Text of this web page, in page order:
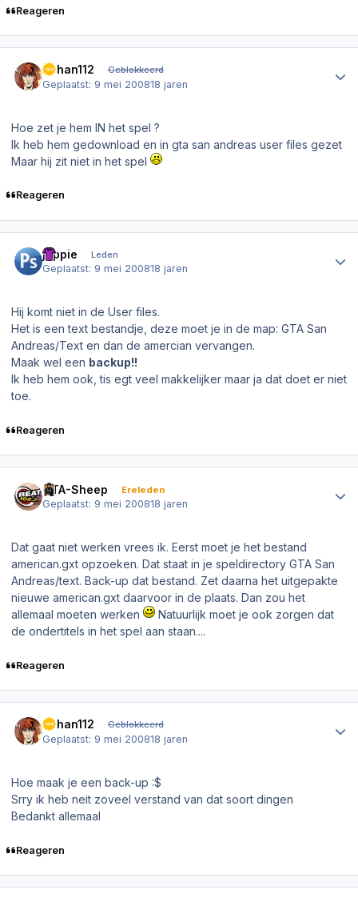
Reageren
Johan112 Geblokkeerd
Geplaatst: 9 mei 200818 jaren
Hoe zet je hem IN het spel ?
Ik heb hem gedownload en in gta san andreas user files gezet
Maar hij zit niet in het spel
Reageren
joppie Leden
Geplaatst: 9 mei 200818 jaren
Hij komt niet in de User files.
Het is een text bestandje, deze moet je in de map: GTA San
Andreas/Text en dan de amercian vervangen.
Maak wel een backup!!
Ik heb hem ook, tis egt veel makkelijker maar ja dat doet er niet
toe.
Reageren
GTA-Sheep Ereleden
Geplaatst: 9 mei 200818 jaren
Dat gaat niet werken vrees ik. Eerst moet je het bestand
american.gxt opzoeken. Dat staat in je speldirectory GTA San
Andreas/text. Back-up dat bestand. Zet daarna het uitgepakte
nieuwe american.gxt daarvoor in de plaats. Dan zou het
allemaal moeten werken
Natuurlijk moet je ook zorgen dat
de ondertitels in het spel aan staan....
Reageren
Johan112 Geblokkeerd
Geplaatst: 9 mei 200818 jaren
Hoe maak je een back-up :$
Srry ik heb neit zoveel verstand van dat soort dingen
Bedankt allemaal
Reageren